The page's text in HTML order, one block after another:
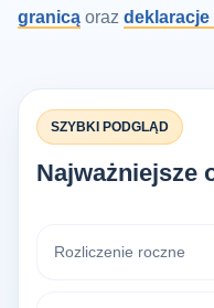
granicą oraz deklaracje
SZYBKI PODGLĄD
Najważniejsze
Rozliczenie roczne